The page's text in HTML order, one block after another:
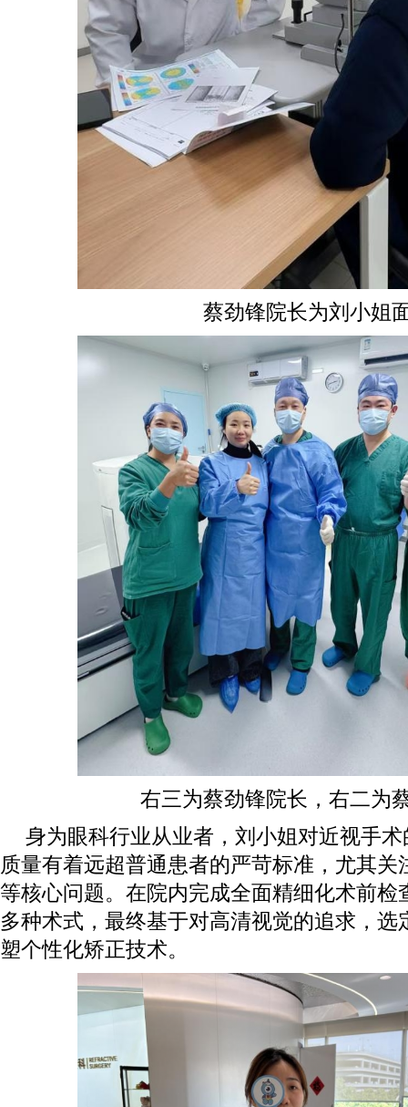
蔡劲锋院长为刘小姐
右三为蔡劲锋院长，右二为
身为眼科行业从业者，刘小姐对近视手
质量有着远超普通患者的严苛标准，尤其关
等核心问题。在院内完成全面精细化术前检
多种术式，最终基于对高清视觉的追求，选
塑个性化矫正技术。